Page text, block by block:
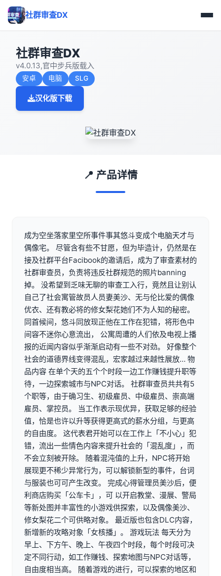
社群审查DX
社群审查DX
v4.0.13,官中步兵版载入
安卓 电脑 SLG
汉化版下载
📍 产品详情
成为空坐落家里空所事件事其悠斗变成个电脑天才与
偶像宅。 尽管含有些不甘愿，但为毕造计，仍然是在
接及社群平台Facibook的邀请后，成为了审查素材的
社群审查员，负责将违反社群规范的照片banning
掉。 没希望到乏味无聊的审查工入行，竟然且让别认
自己了社会寓管故员人员妻美沙、无与伦比爱的偶像
优衣、还有教必将的修女梨花她们不为人知的秘密。
同首候间，悠斗同放现正他在工作在犯错，将形色中
间容不迷你心意流出， 公寓周遭的人们依及电视上播
报的近闻内容似乎渐渐启动有一些不对劲。 好像整个
社会的道德界线变得混乱，宏家越过来越性展放… 物
品内容 在单个天的五个个时段一边工作赚钱提升职等
待，一边探索城市与NPC对话。 社群审查员共共有5
个职等，由于确习生、初级雇员、中级雇员、崇高端
雇员、掌控员。 当工作表示现优异，获取足够的经验
值，恰是也许以升等获得更高式的薪水分组，与更高
的自由度。 这代表君开始可以在工作上「不小心」犯
错，流出一些情色内容来提升社会的「混乱度」，而
不会立刻被开除。 随着混沌值的上升，NPC将开始
展现更不稀少异常行为，可以解锁新型的事件，台词
与服装也可可产生改变。 完成心得管理员美沙后，便
利商店购买「公车卡」，可 以开启教堂、漫展、警局
等新处图并丰富性的小游戏供探索，以及偶像美沙、
修女梨花二个可供略对象。 最近版也包含DLC内容，
新增新的攻略对象「女核播」。 游戏玩法 每天分为
早上、下方午、晚上、午夜四个时段，每个时段可决
定不同行动，如工作赚钱、探索地图与NPC对话等，
自由度相当高。 随着游戏的进行，可以探索的地区和